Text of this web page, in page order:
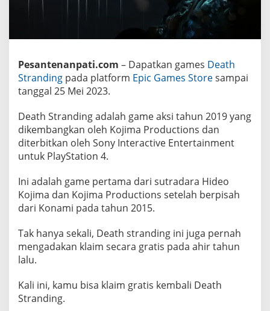
i
i
c
G
a
e
s
S
t
o
r
S
a
m
p
a
2
5
M
Pesantenanpati.com – Dapatkan games Death
Stranding pada platform Epic Games Storesampai
tanggal 25 Mei 2023.
Death Stranding adalah game aksi tahun 2019 yang
dikembangkan oleh Kojima Productions dan
diterbitkan oleh Sony Interactive Entertainment
untuk PlayStation 4.
Ini adalah game pertama dari sutradara Hideo
Kojima dan Kojima Productions setelah berpisah
dari Konami pada tahun 2015.
Tak hanya sekali, Death stranding ini juga pernah
mengadakan klaim secara gratis pada ahir tahun
lalu.
Kali ini, kamu bisa klaim gratis kembali Death
Stranding.